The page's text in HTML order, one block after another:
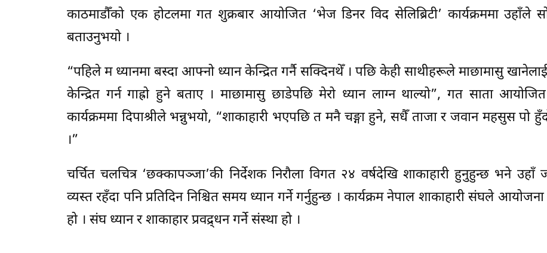
काठमाडौँको एक होटलमा गत शुक्रबार आयोजित ‘भेज डिनर विद सेलिब्रिटी’ कार्यक्रममा उहाँले
बताउनुभयो ।
“पहिले म ध्यानमा बस्दा आफ्नो ध्यान केन्द्रित गर्नै सक्दिनथेँ । पछि केही साथीहरूले माछामासु
केन्द्रित गर्न गाह्रो हुने बताए । माछामासु छाडेपछि मेरो ध्यान लाग्न थाल्यो”, गत साता
कार्यक्रममा दिपाश्रीले भन्नुभयो, “शाकाहारी भएपछि त मनै चङ्गा हुने, सधैँ ताजा र जवान महसुस पो
।”
चर्चित चलचित्र ‘छक्कापञ्जा’की निर्देशक निरौला विगत २४ वर्षदेखि शाकाहारी हुनुहुन्छ भने उहाँ
व्यस्त रहँदा पनि प्रतिदिन निश्चित समय ध्यान गर्ने गर्नुहुन्छ । कार्यक्रम नेपाल शाकाहारी संघले
हो । संघ ध्यान र शाकाहार प्रवद्र्धन गर्ने संस्था हो ।